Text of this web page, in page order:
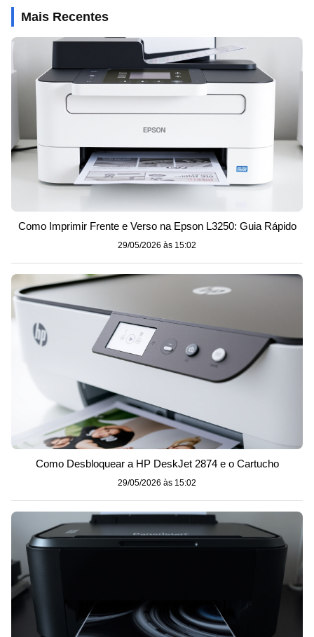
Mais Recentes
Como Imprimir Frente e Verso na Epson L3250: Guia Rápido
29/05/2026 às 15:02
Como Desbloquear a HP DeskJet 2874 e o Cartucho
29/05/2026 às 15:02